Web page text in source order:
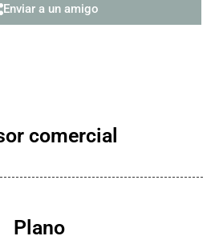
Plano
comercial
Enviar a un amigo